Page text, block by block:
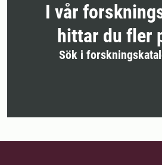
I vår
hittar du fler
Sök i